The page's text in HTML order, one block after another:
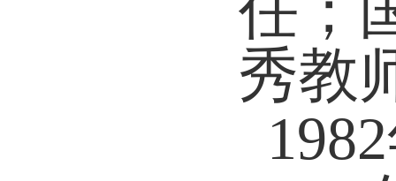
秀教
1982